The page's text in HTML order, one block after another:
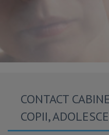
CONTACT
COPII,